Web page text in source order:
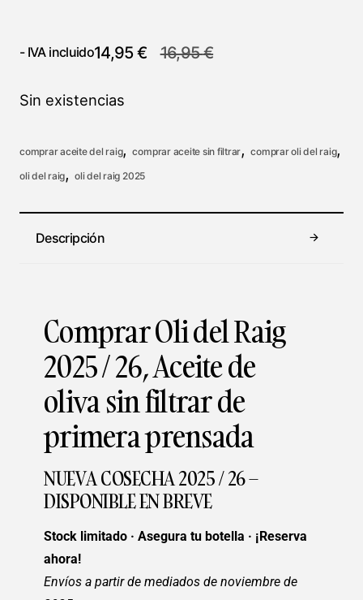
16,95€
14,95€
- IVA incluido
Sin existencias
comprar aceite del raig,comprar aceite sin filtrar,comprar oli del raig,
oli del raig,oli del raig 2025
Descripción
Comprar Oli del Raig
2025 / 26, Aceite de
oliva sin filtrar de
primera prensada
NUEVA COSECHA 2025 / 26 –
DISPONIBLE EN BREVE
Stock limitado · Asegura tu botella · ¡Reserva
ahora!
Envíos a partir de mediados de noviembre de